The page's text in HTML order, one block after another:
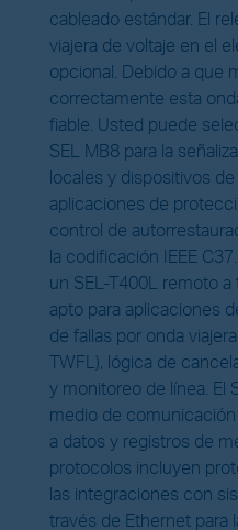
cableado estándar. El
viajera de voltaje en el
opcional. Debido a que
correctamente esta
fiable. Usted puede
SEL MB8 para la
locales y dispositivos
aplicaciones de
control de
la codificación IEEE
un SEL-T400L remoto
apto para aplicaciones
de fallas por onda
TWFL), lógica de
y monitoreo de línea. El
medio de
a datos y registros de
protocolos incluyen
las integraciones con
través de Ethernet para